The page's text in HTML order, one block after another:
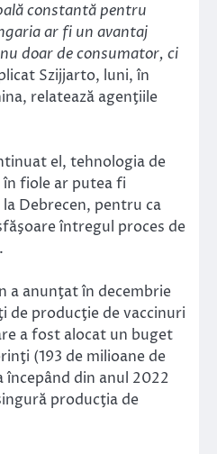
constantă pentru
ar fi un avantaj
doar de consumator, ci
Szijjarto, luni, în
relatează agenţiile
el, tehnologia de
fiole ar putea fi
Debrecen, pentru ca
întregul proces de
a anunţat în decembrie
de producţie de vaccinuri
a fost alocat un buget
(193 de milioane de
începând din anul 2022
producţia de